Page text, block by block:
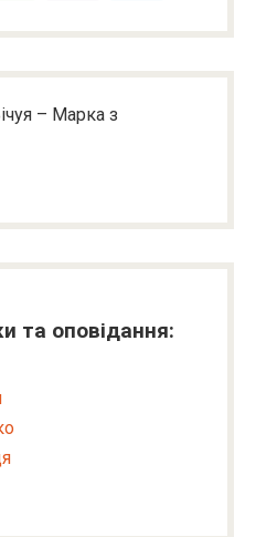
– Марка з
та оповідання: